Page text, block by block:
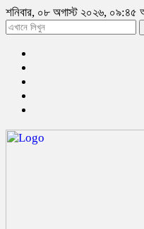
শনিবার, ০৮ অগাস্ট ২০২৬, ০৯:৪৫